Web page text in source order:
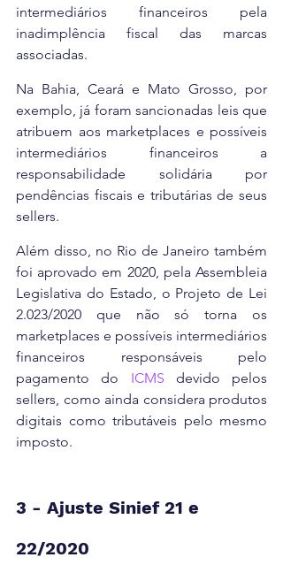
intermediários financeiros pela
inadimplência fiscal das marcas
associadas.
Na Bahia, Ceará e Mato Grosso, por
exemplo, já foram sancionadas leis que
atribuem aos marketplaces e possíveis
intermediários financeiros a
responsabilidade solidária por
pendências fiscais e tributárias de seus
sellers.
Além disso, no Rio de Janeiro também
foi aprovado em 2020, pela Assembleia
Legislativa do Estado, o Projeto de Lei
2.023/2020 que não só torna os
marketplaces e possíveis intermediários
financeiros responsáveis pelo
pagamento do ICMS devido pelos
sellers, como ainda considera produtos
digitais como tributáveis pelo mesmo
imposto.
3 - Ajuste Sinief 21 e
22/2020